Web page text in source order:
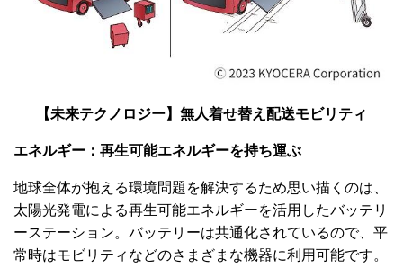
【未来テクノロジー】無人着せ替え配送モビリティ
エネルギー： 再生可能エネルギーを持ち運ぶ
地球全体が抱える環境問題を解決するため思い描くのは、
太陽光発電による再生可能エネルギーを活用したバッテリ
ーステーション。バッテリーは共通化されているので、平
常時はモビリティなどのさまざまな機器に利用可能です。